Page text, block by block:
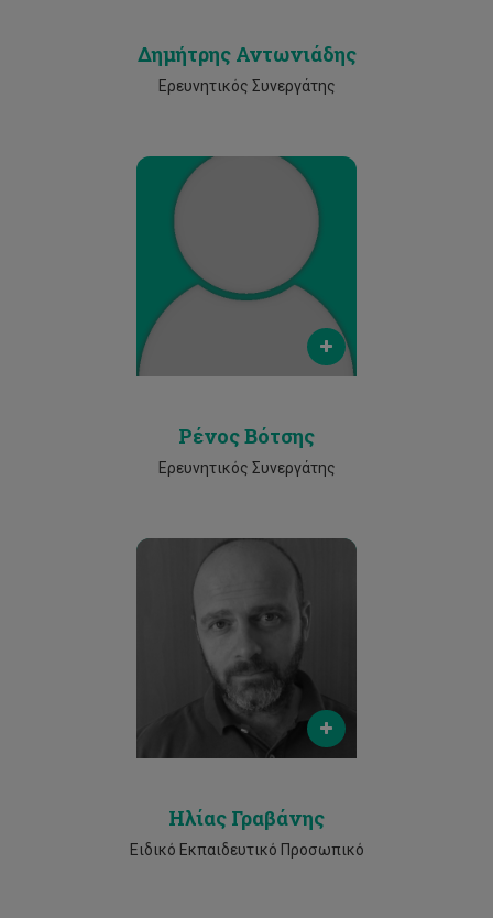
Δημήτρης Αντωνιάδης
Ερευνητικός Συνεργάτης
renos.votsis@cut.ac.cy
Ρένος Βότσης
Ερευνητικός Συνεργάτης
Email
elias.gravanis@cut.ac.cy
Phone
2500 2345
Ηλίας Γραβάνης
Ειδικό Εκπαιδευτικό Προσωπικό